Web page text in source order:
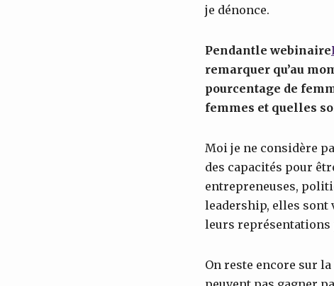
je dénonce.
Pendantle webinaire
remarquer qu’au
pourcentage de
femmes et quelles
Moi je ne considère
des capacités pour
entrepreneuses,
leadership, elles sont
leurs représentations
On reste encore sur